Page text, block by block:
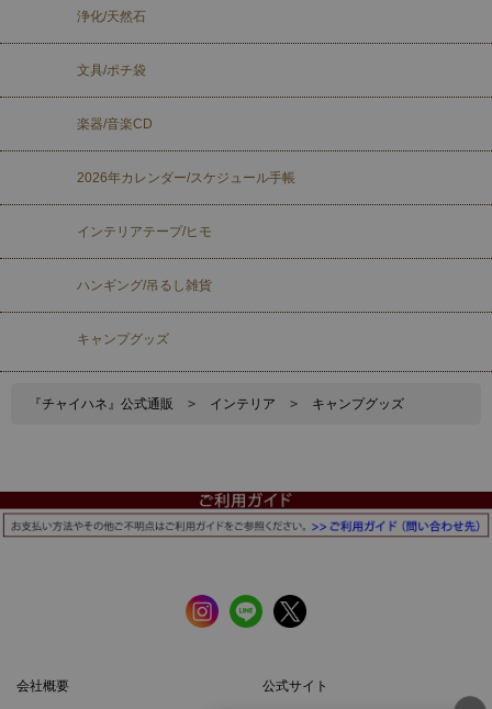
浄化/天然石
文具/ポチ袋
楽器/音楽CD
2026年カレンダー/スケジュール手帳
インテリアテープ/ヒモ
ハンギング/吊るし雑貨
キャンプグッズ
『チャイハネ』公式通販 > インテリア > キャンプグッズ
会社概要 公式サイト